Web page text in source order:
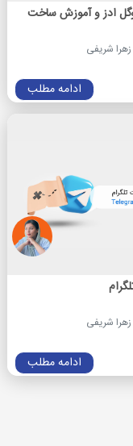
ادز و آموزش ساخت
شریفی
ادامه مطلب
شریفی
ادامه مطلب